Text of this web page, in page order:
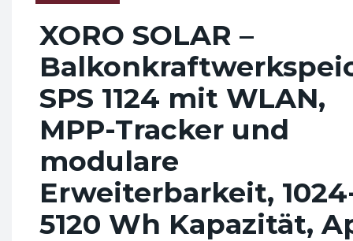
XORO SOLAR –
SPS 1124 mit WLAN,
MPP-Tracker und
modulare
Erweiterbarkeit,
5120 Wh Kapazität,